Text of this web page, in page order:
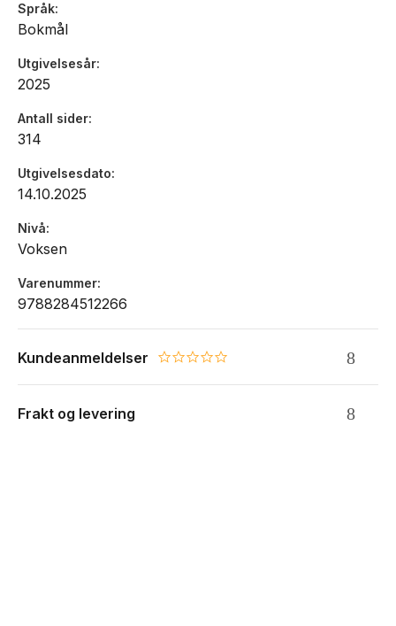
Språk
Bokmål
Utgivelsesår
2025
Antall sider
314
Utgivelsesdato
14.10.2025
Nivå
Voksen
Varenummer
9788284512266
Kundeanmeldelser 0.0 star rating
Frakt og levering